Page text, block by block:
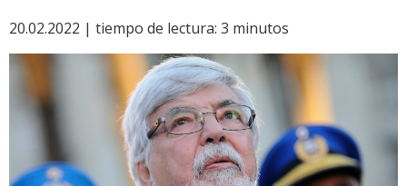
20.02.2022 | tiempo de lectura: 3 minutos